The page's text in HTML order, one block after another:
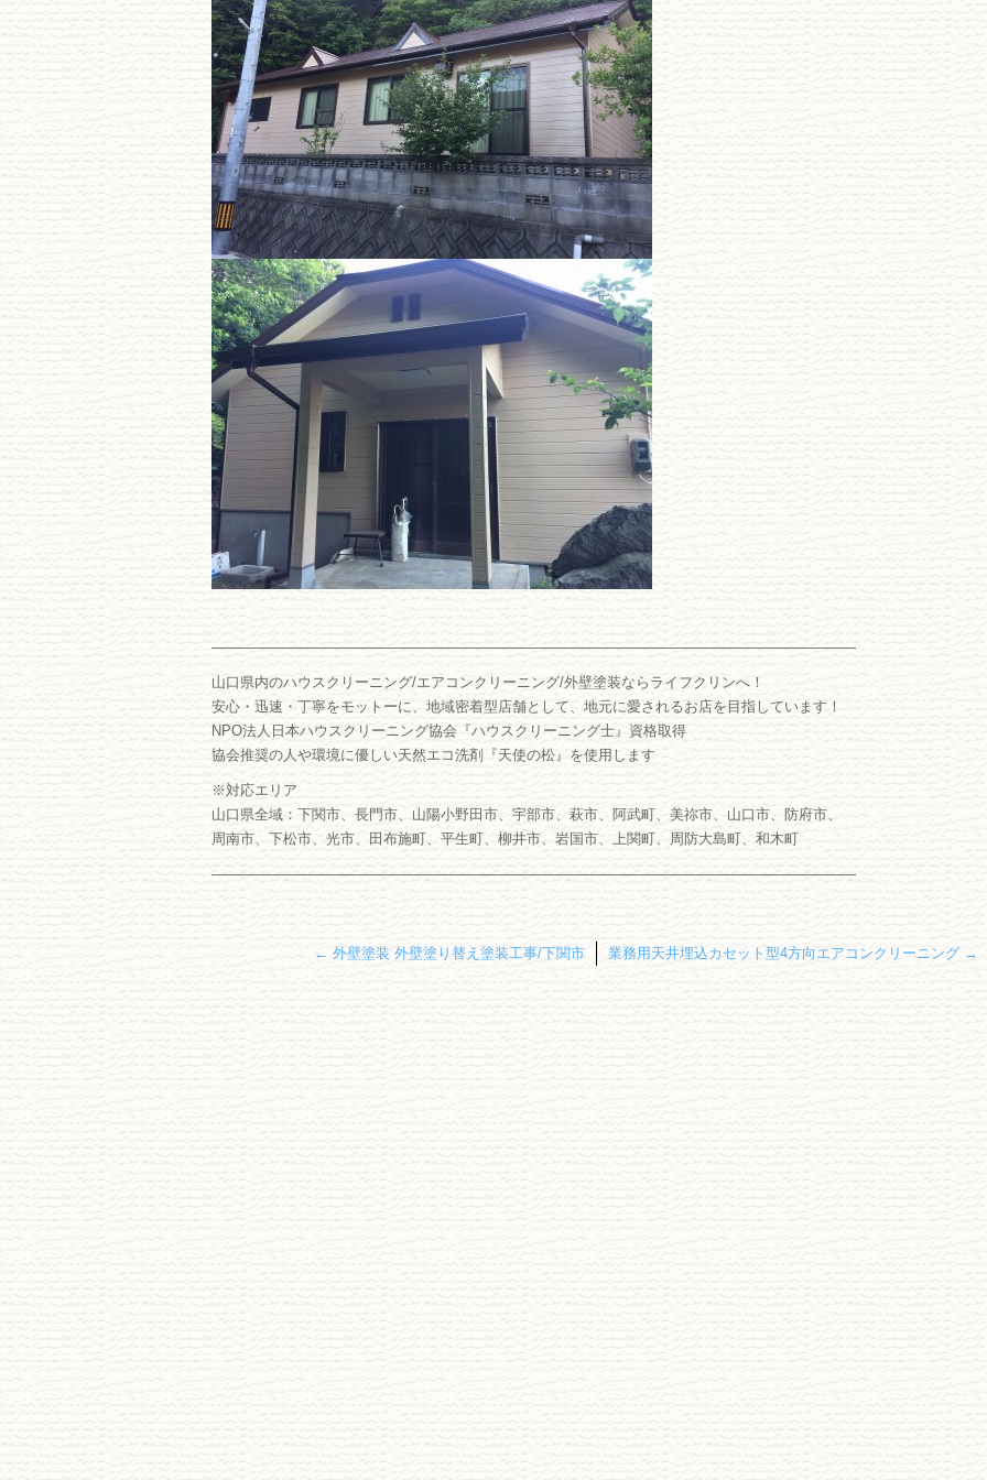
―――――――――――――――――――――――――――――――――――――――――――――
山口県内のハウスクリーニング/エアコンクリーニング/外壁塗装ならライフクリンへ！
安心・迅速・丁寧をモットーに、地域密着型店舗として、地元に愛されるお店を目指しています！
NPO法人日本ハウスクリーニング協会『ハウスクリーニング士』資格取得
協会推奨の人や環境に優しい天然エコ洗剤『天使の松』を使用します
※対応エリア
山口県全域：下関市、長門市、山陽小野田市、宇部市、萩市、阿武町、美祢市、山口市、防府市、
周南市、下松市、光市、田布施町、平生町、柳井市、岩国市、上関町、周防大島町、和木町
―――――――――――――――――――――――――――――――――――――――――――――
← 外壁塗装 外壁塗り替え塗装工事/下関市 業務用天井埋込カセット型4方向エアコンクリーニング →